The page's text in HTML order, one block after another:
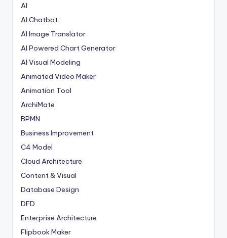
AI
AI Chatbot
AI Image Translator
AI Powered Chart Generator
AI Visual Modeling
Animated Video Maker
Animation Tool
ArchiMate
BPMN
Business Improvement
C4 Model
Cloud Architecture
Content & Visual
Database Design
DFD
Enterprise Architecture
Flipbook Maker